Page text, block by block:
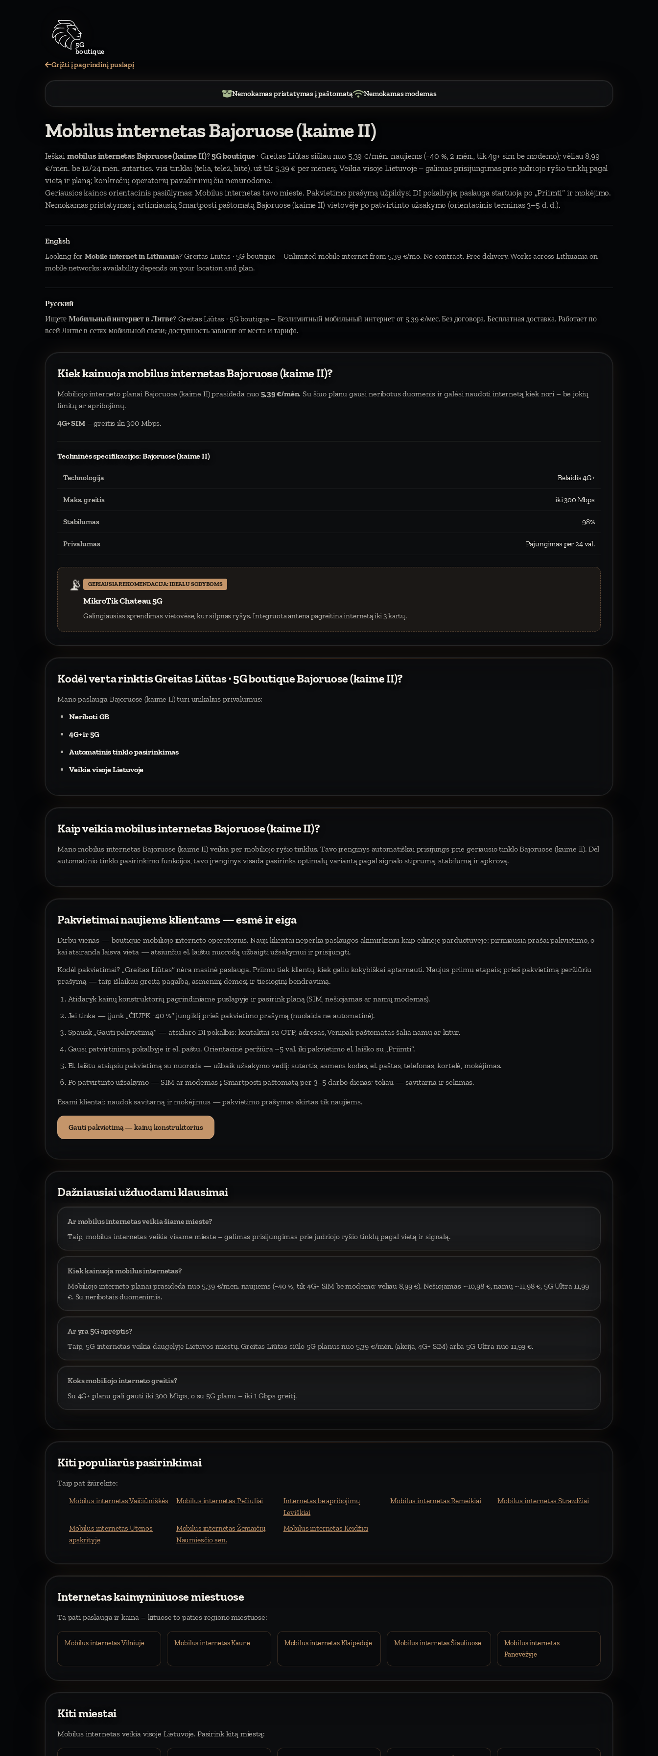
5G
boutique
Grįžti į pagrindinį puslapį
Nemokamas pristatymas į paštomatą Nemokamas modemas
Mobilus internetas Bajoruose (kaime II)
Ieškai mobilus internetas Bajoruose (kaime II)?5G boutique· Greitas Liūtas siūlau nuo 5,39 €/mėn. naujiems (−40 %, 2 mėn., tik 4g+ sim be modemo); vėliau 8,99
€/mėn. be 12/24 mėn. sutarties. visi tinklai (telia, tele2, bitė). už tik 5,39 € per mėnesį. Veikia visoje Lietuvoje – galimas prisijungimas prie judriojo ryšio tinklų pagal
vietą ir planą; konkrečių operatorių pavadinimų čia nenurodome.
Geriausios kainos orientacinis pasiūlymas: Mobilus internetas tavo mieste. Pakvietimo prašymą užpildysi DI pokalbyje; paslauga startuoja po „Priimti“ ir mokėjimo.
Nemokamas pristatymas į artimiausią Smartposti paštomatą Bajoruose (kaime II) vietovėje po patvirtinto užsakymo (orientacinis terminas 3–5 d. d.).
English
Looking forMobile internet in Lithuania? Greitas Liūtas · 5G boutique – Unlimited mobile internet from 5,39 €/mo. No contract. Free delivery. Works across Lithuania on
mobile networks; availability depends on your location and plan.
Русский
ИщетеМобильный интернет в Литве? Greitas Liūtas · 5G boutique – Безлимитный мобильный интернет от 5,39 €/мес. Без договора. Бесплатная доставка. Работает по
всей Литве в сетях мобильной связи; доступность зависит от места и тарифа.
Kiek kainuoja mobilus internetas Bajoruose (kaime II)?
Mobiliojo interneto planai Bajoruose (kaime II) prasideda nuo5,39 €/mėn. Su šiuo planu gausi neribotus duomenis ir galėsi naudoti internetą kiek nori – be jokių
limitų ar apribojimų.
4G+ SIM– greitis iki 300 Mbps.
Techninės specifikacijos: Bajoruose (kaime II)
Technologija Belaidis 4G+
Maks. greitis iki 300 Mbps
Stabilumas 98%
Privalumas Pajungimas per 24 val.
📡 GERIAUSIA REKOMENDACIJA: IDEALU SODYBOMS
MikroTik Chateau 5G
Galingiausias sprendimas vietovėse, kur silpnas ryšys. Integruota antena pagreitina internetą iki 3 kartų.
Kodėl verta rinktis Greitas Liūtas · 5G boutique Bajoruose (kaime II)?
Mano paslauga Bajoruose (kaime II) turi unikalius privalumus:
Neriboti GB
4G+ ir 5G
Automatinis tinklo pasirinkimas
Veikia visoje Lietuvoje
Kaip veikia mobilus internetas Bajoruose (kaime II)?
Mano mobilus internetas Bajoruose (kaime II) veikia per mobiliojo ryšio tinklus. Tavo įrenginys automatiškai prisijungs prie geriausio tinklo Bajoruose (kaime II). Dėl
automatinio tinklo pasirinkimo funkcijos, tavo įrenginys visada pasirinks optimalų variantą pagal signalo stiprumą, stabilumą ir apkrovą.
Pakvietimai naujiems klientams — esmė ir eiga
Dirbu vienas — boutique mobiliojo interneto operatorius. Nauji klientai neperka paslaugos akimirksniu kaip eilinėje parduotuvėje: pirmiausia prašai pakvietimo, o
kai atsiranda laisva vieta — atsiunčiu el. laištu nuorodą užbaigti užsakymui ir prisijungti.
Kodėl pakvietimai? „Greitas Liūtas“ nėra masinė paslauga. Priimu tiek klientų, kiek galiu kokybiškai aptarnauti. Naujus priimu etapais; prieš pakvietimą peržiūriu
prašymą — taip išlaikau greitą pagalbą, asmeninį dėmesį ir tiesioginį bendravimą.
Atidaryk kainų konstruktorių pagrindiniame puslapyje ir pasirink planą (SIM, nešiojamas ar namų modemas).
Jei tinka — įjunk „ČIUPK −40 %“ jungiklį prieš pakvietimo prašymą (nuolaida ne automatinė).
Spausk „Gauti pakvietimą“ — atsidaro DI pokalbis: kontaktai su OTP, adresas, Venipak paštomatas šalia namų ar kitur.
Gausi patvirtinimą pokalbyje ir el. paštu. Orientacinė peržiūra ~5 val. iki pakvietimo el. laiško su „Priimti“.
El. laištu atsiųsiu pakvietimą su nuoroda — užbaik užsakymo vedlį: sutartis, asmens kodas, el. paštas, telefonas, kortelė, mokėjimas.
Po patvirtinto užsakymo — SIM ar modemas į Smartposti paštomatą per 3–5 darbo dienas; toliau — savitarna ir sekimas.
Esami klientai: naudok savitarną ir mokėjimus — pakvietimo prašymas skirtas tik naujiems.
Gauti pakvietimą — kainų konstruktorius
Dažniausiai užduodami klausimai
Ar mobilus internetas veikia šiame mieste?
Taip, mobilus internetas veikia visame mieste – galimas prisijungimas prie judriojo ryšio tinklų pagal vietą ir signalą.
Kiek kainuoja mobilus internetas?
Mobiliojo interneto planai prasideda nuo 5,39 €/mėn. naujiems (−40 %, tik 4G+ SIM be modemo; vėliau 8,99 €). Nešiojamas ~10,98 €, namų ~11,98 €, 5G Ultra 11,99
€. Su neribotais duomenimis.
Ar yra 5G aprėptis?
Taip, 5G internetas veikia daugelyje Lietuvos miestų. Greitas Liūtas siūlo 5G planus nuo 5,39 €/mėn. (akcija, 4G+ SIM) arba 5G Ultra nuo 11,99 €.
Koks mobiliojo interneto greitis?
Su 4G+ planu gali gauti iki 300 Mbps, o su 5G planu – iki 1 Gbps greitį.
Kiti populiarūs pasirinkimai
Taip pat žiūrėkite:
Mobilus internetas Vaičiūniškės Mobilus internetas Pečiuliai
Internetas be apribojimų
Leviškiai
Mobilus internetas Remeikiai Mobilus internetas Strazdžiai
Mobilus internetas Utenos
apskrityje
Mobilus internetas Žemaičių
Naumiesčio sen.
Mobilus internetas Keidžiai
Internetas kaimyniniuose miestuose
Ta pati paslauga ir kaina – kituose to paties regiono miestuose:
Mobilus internetas Vilniuje Mobilus internetas Kaune Mobilus internetas Klaipėdoje Mobilus internetas Šiauliuose
Mobilus internetas
Panevėžyje
Kiti miestai
Mobilus internetas veikia visoje Lietuvoje. Pasirink kitą miestą: